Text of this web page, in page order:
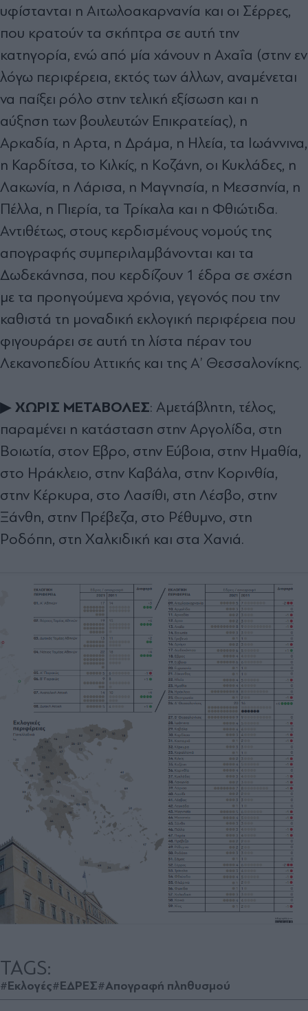
υφίστανται η Αιτωλοακαρνανία και οι Σέρρες,
που κρατούν τα σκήπτρα σε αυτή την
κατηγορία, ενώ από µία χάνουν η Αχαΐα (στην εν
λόγω περιφέρεια, εκτός των άλλων, αναµένεται
να παίξει ρόλο στην τελική εξίσωση και η
αύξηση των βουλευτών Επικρατείας), η
Αρκαδία, η Αρτα, η ∆ράµα, η Ηλεία, τα Ιωάννινα,
η Καρδίτσα, το Κιλκίς, η Κοζάνη, οι Κυκλάδες, η
Λακωνία, η Λάρισα, η Μαγνησία, η Μεσσηνία, η
Πέλλα, η Πιερία, τα Τρίκαλα και η Φθιώτιδα.
Αντιθέτως, στους κερδισµένους νοµούς της
απογραφής συµπεριλαµβάνονται και τα
∆ωδεκάνησα, που κερδίζουν 1 έδρα σε σχέση
µε τα προηγούµενα χρόνια, γεγονός που την
καθιστά τη µοναδική εκλογική περιφέρεια που
φιγουράρει σε αυτή τη λίστα πέραν του
Λεκανοπεδίου Αττικής και της Α’ Θεσσαλονίκης.
▶ ΧΩΡΙΣ ΜΕΤΑΒΟΛΕΣ: Αµετάβλητη, τέλος,
παραµένει η κατάσταση στην Αργολίδα, στη
Βοιωτία, στον Εβρο, στην Εύβοια, στην Ηµαθία,
στο Ηράκλειο, στην Καβάλα, στην Κορινθία,
στην Κέρκυρα, στο Λασίθι, στη Λέσβο, στην
Ξάνθη, στην Πρέβεζα, στο Ρέθυµνο, στη
Ροδόπη, στη Χαλκιδική και στα Χανιά.
TAGS:
#Εκλογές#ΕΔΡΕΣ#Απογραφή πληθυσμού